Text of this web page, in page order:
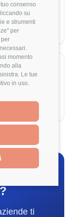
consenso
su
e strumenti
per
per
momento
alla
Le tue
in uso.
ti